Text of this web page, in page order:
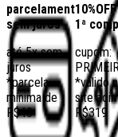
parcelamento
sem juros
até 5x sem
juros
*parcela
mínima de
R$40
1ª
cupom:
*válido
site
R$319